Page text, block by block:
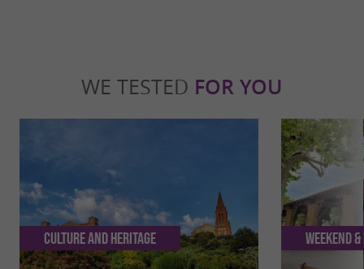
WE TESTED FOR YOU
Culture and Heritage Weekend